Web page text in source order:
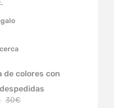
de colores con
30€